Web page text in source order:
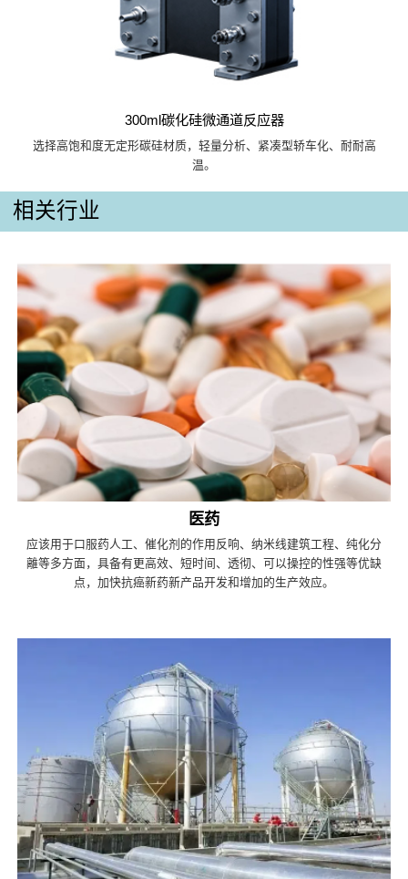
300ml碳化硅微通道反应器
选择高饱和度无定形碳硅材质，轻量分析、紧凑型轿车化、耐耐高
温。
相关行业
医药
应该用于口服药人工、催化剂的作用反响、纳米线建筑工程、纯化分
離等多方面，具备有更高效、短时间、透彻、可以操控的性强等优缺
点，加快抗癌新药新产品开发和增加的生产效应。